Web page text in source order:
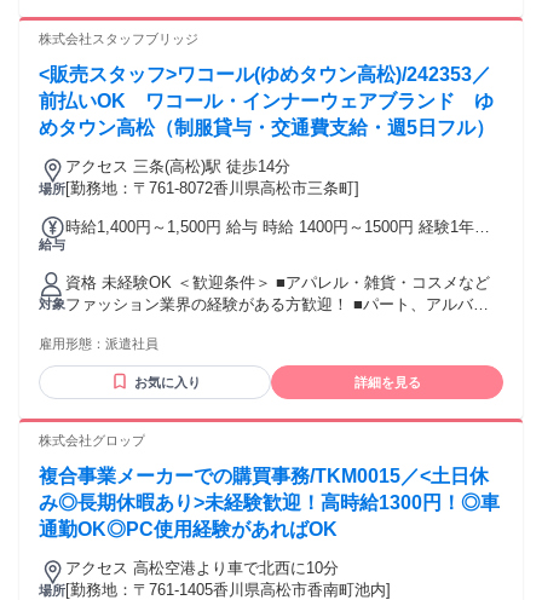
で、アパレル・ファッション・コスメ業界に初めて挑戦する
株式会社スタッフブリッジ
<販売スタッフ>ワコール(ゆめタウン高松)/242353／
前払いOK ワコール・インナーウェアブランド ゆ
めタウン高松（制服貸与・交通費支給・週5日フル）
場所
アクセス 三条(高松)駅 徒歩14分
[勤務地：〒761-8072香川県高松市三条町]
給与
時給1,400円～1,500円 給与 時給 1400円～1500円 経験1年以
就業1年後には必ず1500円に昇給します！ 【キャリア手当10
万円】 エントリーした職種の経験が2年以上・フルタイム勤務
可能な方は、全員がキャリア手当の対象となります。 なんと
《10万円》を1ヶ月勤務後の給与にて一括支給するスタブリだ
にかかった交通費は全額別途支給いたします。
対象
資格 未経験OK ＜歓迎条件＞ ■アパレル・雑貨・コスメなど
ファッション業界の経験がある方歓迎！ ■パート、アルバイ
など、他業種からの転職も大歓迎です。 【将来的には正社員
も目指せる！】 スタッフブリッジでは、未経験から販売スタ
ッフにチャレンジし、正社員を目指すこともできます！ さら
で、アパレル・ファッション・コスメ業界に初めて挑戦する
雇用形態： 派遣社員
お気に入り 詳細を見る
株式会社グロップ
複合事業メーカーでの購買事務/TKM0015／<土日休
み◎長期休暇あり>未経験歓迎！高時給1300円！◎車
通勤OK◎PC使用経験があればOK
場所
アクセス 高松空港より車で北西に10分
[勤務地：〒761-1405香川県高松市香南町池内]